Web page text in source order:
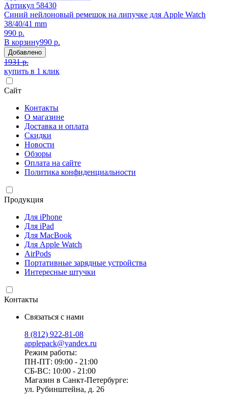
Артикул 58430
Синий нейлоновый ремешок на липучке для Apple Watch
38/40/41 mm
990 р.
В корзину990 р.
Добавлено
1931 р.
купить в 1 клик
Сайт
Контакты
О магазине
Доставка и оплата
Скидки
Новости
Обзоры
Оплата на сайте
Политика конфиденциальности
Продукция
Для iPhone
Для iPad
Для MacBook
Для Apple Watch
AirPods
Портативные зарядные устройства
Интересные штучки
Контакты
Связаться с нами
8 (812) 922-81-08
applepack@yandex.ru
Режим работы:
ПН-ПТ: 09:00 - 21:00
СБ-ВС: 10:00 - 21:00
Магазин в Санкт-Петербурге:
ул. Рубинштейна, д. 26